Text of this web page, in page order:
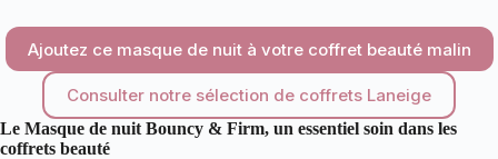
Ajoutez ce masque de nuit à votre coffret beauté malin
Consulter notre sélection de coffrets Laneige
Le Masque de nuit Bouncy & Firm, un essentiel soin dans les
coffrets beauté